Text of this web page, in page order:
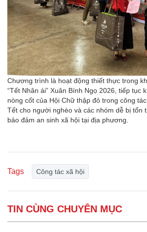
Chương trình là hoạt động thiết thực trong
“Tết Nhân ái” Xuân Bính Ngọ 2026, tiếp tục
nòng cốt của Hội Chữ thập đỏ trong công
Tết cho người nghèo và các nhóm dễ bị tổn
bảo đảm an sinh xã hội tại địa phương.
Tags Công tác xã hội
TIN CÙNG CHUYÊN MỤC